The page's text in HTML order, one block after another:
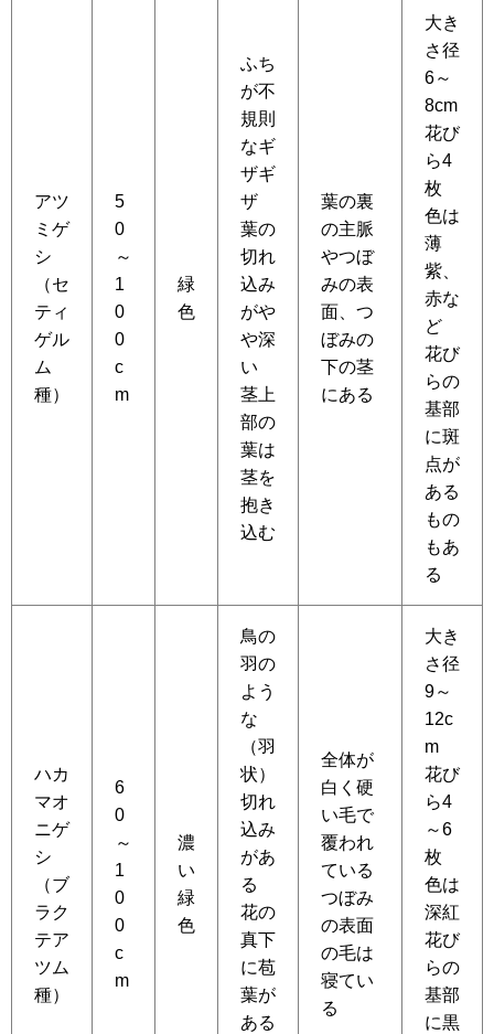
アツ
ミゲ
シ
（セ
ティ
ゲル
ム
種）
5
0
～
1
0
0
c
m
緑
色
ふち
が不
規則
なギ
ザギ
ザ
葉の
切れ
込み
がや
や深
い
茎上
部の
葉は
茎を
抱き
込む
葉の裏
の主脈
やつぼ
みの表
面、つ
ぼみの
下の茎
にある
大き
さ径
6～
8cm
花び
ら4
枚
色は
薄
紫、
赤な
ど
花び
らの
基部
に斑
点が
ある
もの
もあ
る
ハカ
マオ
ニゲ
シ
（ブ
ラク
テア
ツム
種）
6
0
～
1
0
0
c
m
濃
い
緑
色
鳥の
羽の
よう
な
（羽
状）
切れ
込み
があ
る
花の
真下
に苞
葉が
ある
全体が
白く硬
い毛で
覆われ
ている
つぼみ
の表面
の毛は
寝てい
る
大き
さ径
9～
12c
m
花び
ら4
～6
枚
色は
深紅
花び
らの
基部
に黒